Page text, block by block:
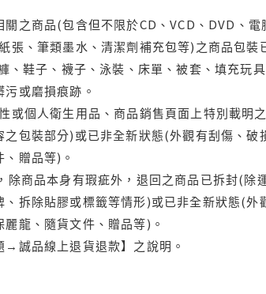
之商品(包含但不限於CD、VCD、DVD、
張、筆類墨水、清潔劑補充包等)之商品包
鞋子、襪子、泳裝、床單、被套、填充玩
或磨損痕跡。
或個人衛生用品、商品銷售頁面上特別載明
包裝部分)或已非全新狀態(外觀有刮傷、
贈品等)。
除商品本身有瑕疵外，退回之商品已拆封(
拆除貼膠或標籤等情形)或已非全新狀態(
龍、隨貨文件、贈品等)。
誠品線上退貨退款】之說明。